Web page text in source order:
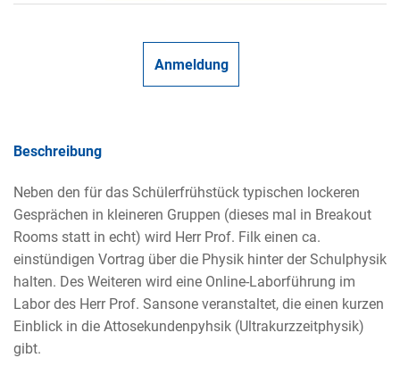
Anmeldung
Beschreibung
Neben den für das Schülerfrühstück typischen lockeren
Gesprächen in kleineren Gruppen (dieses mal in Breakout
Rooms statt in echt) wird Herr Prof. Filk einen ca.
einstündigen Vortrag über die Physik hinter der Schulphysik
halten. Des Weiteren wird eine Online-Laborführung im
Labor des Herr Prof. Sansone veranstaltet, die einen kurzen
Einblick in die Attosekundenpyhsik (Ultrakurzzeitphysik)
gibt.